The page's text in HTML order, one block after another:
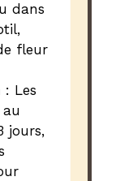
dans
fleur
: Les
jours,